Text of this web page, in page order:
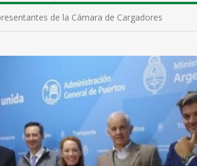
de la Cámara de Cargadores